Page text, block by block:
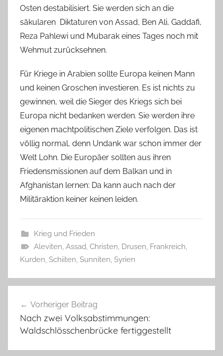
Osten destabilisiert. Sie werden sich an die
säkularen Diktaturen von Assad, Ben Ali, Gaddafi,
Reza Pahlewi und Mubarak eines Tages noch mit
Wehmut zurücksehnen.
Für Kriege in Arabien sollte Europa keinen Mann
und keinen Groschen investieren. Es ist nichts zu
gewinnen, weil die Sieger des Kriegs sich bei
Europa nicht bedanken werden. Sie werden ihre
eigenen machtpolitischen Ziele verfolgen. Das ist
völlig normal, denn Undank war schon immer der
Welt Lohn. Die Europäer sollten aus ihren
Friedensmissionen auf dem Balkan und in
Afghanistan lernen: Da kann auch nach der
Militäraktion keiner keinen leiden.
Krieg und Frieden
Aleviten, Assad, Christen, Drusen, Frankreich,
Kurden, Schiiten, Sunniten, Syrien
Vorheriger Beitrag
Nach zwei Volksabstimmungen:
Waldschlösschenbrücke fertiggestellt